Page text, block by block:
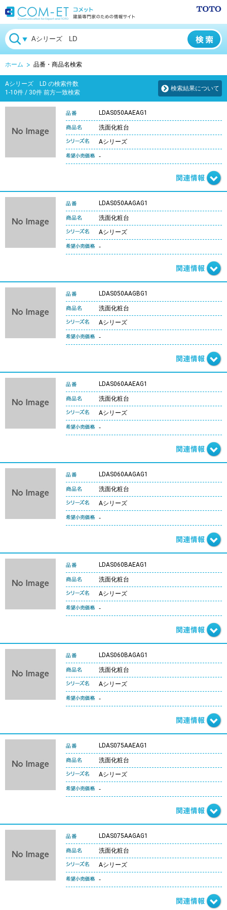
ホーム 品番・商品名検索
Aシリーズ LD の検索件数
1-10件 / 30件 前方一致検索
検索結果について
LDAS050AAEAG1
洗面化粧台
Aシリーズ
-
LDAS050AAGAG1
洗面化粧台
Aシリーズ
-
LDAS050AAGBG1
洗面化粧台
Aシリーズ
-
LDAS060AAEAG1
洗面化粧台
Aシリーズ
-
LDAS060AAGAG1
洗面化粧台
Aシリーズ
-
LDAS060BAEAG1
洗面化粧台
Aシリーズ
-
LDAS060BAGAG1
洗面化粧台
Aシリーズ
-
LDAS075AAEAG1
洗面化粧台
Aシリーズ
-
LDAS075AAGAG1
洗面化粧台
Aシリーズ
-